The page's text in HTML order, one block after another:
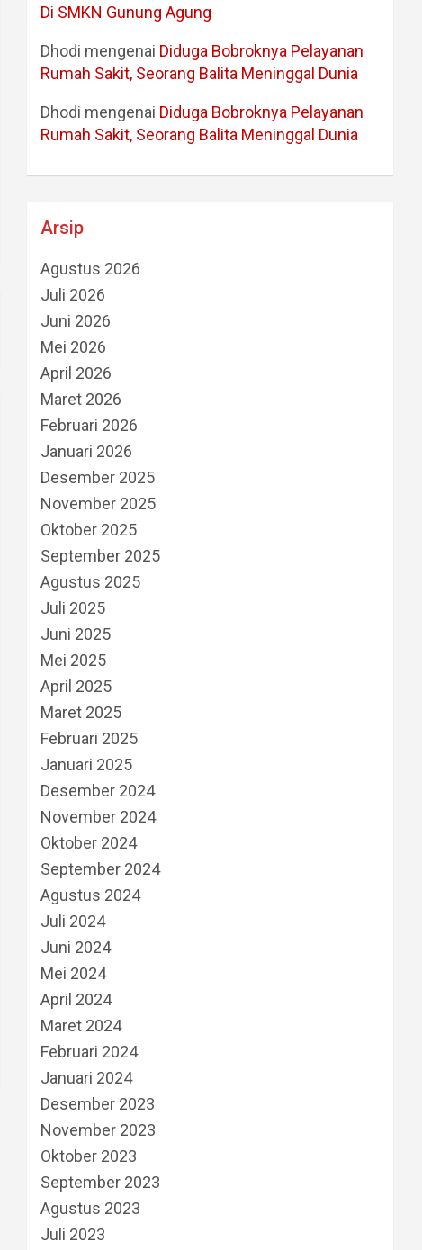
Di SMKN Gunung Agung
Dhodi mengenai Diduga Bobroknya Pelayanan
Rumah Sakit, Seorang Balita Meninggal Dunia
Dhodi mengenai Diduga Bobroknya Pelayanan
Rumah Sakit, Seorang Balita Meninggal Dunia
Arsip
Agustus 2026
Juli 2026
Juni 2026
Mei 2026
April 2026
Maret 2026
Februari 2026
Januari 2026
Desember 2025
November 2025
Oktober 2025
September 2025
Agustus 2025
Juli 2025
Juni 2025
Mei 2025
April 2025
Maret 2025
Februari 2025
Januari 2025
Desember 2024
November 2024
Oktober 2024
September 2024
Agustus 2024
Juli 2024
Juni 2024
Mei 2024
April 2024
Maret 2024
Februari 2024
Januari 2024
Desember 2023
November 2023
Oktober 2023
September 2023
Agustus 2023
Juli 2023